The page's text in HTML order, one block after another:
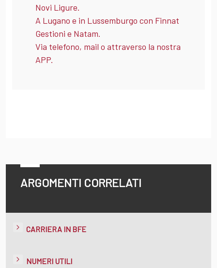
Novi Ligure.
A Lugano e in Lussemburgo con Finnat
Gestioni e Natam.
Via telefono, mail o attraverso la nostra
APP.
ARGOMENTI CORRELATI
CARRIERA IN BFE
NUMERI UTILI